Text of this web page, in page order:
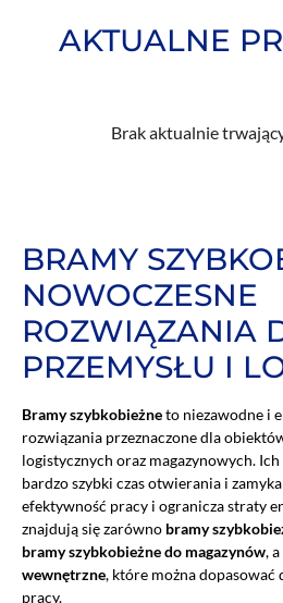
AKTUALNE
Brak aktualnie
BRAMY
NOWOCZESNE
ROZWIĄZANIA
PRZEMYSŁU I
Bramy szybkobieżneto niezawodne i
rozwiązania przeznaczone dla
logistycznych oraz magazynowych.
bardzo szybki czas otwierania i
efektywność pracy i ogranicza straty
znajdują się zarówno bramy
bramy szybkobieżne do magazynów,
wewnętrzne, które można
pracy.